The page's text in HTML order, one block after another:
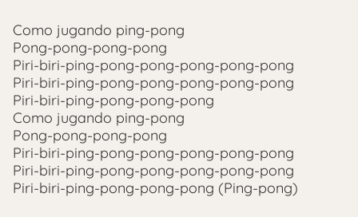
Como jugando ping-pong
Pong-pong-pong-pong
Piri-biri-ping-pong-pong-pong-pong-pong
Piri-biri-ping-pong-pong-pong-pong-pong
Piri-biri-ping-pong-pong-pong
Como jugando ping-pong
Pong-pong-pong-pong
Piri-biri-ping-pong-pong-pong-pong-pong
Piri-biri-ping-pong-pong-pong-pong-pong
Piri-biri-ping-pong-pong-pong (Ping-pong)